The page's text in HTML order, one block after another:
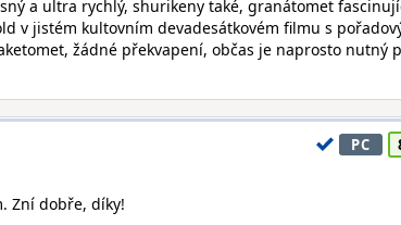
a ultra rychlý, shurikeny také, granátomet
v jistém kultovním devadesátkovém filmu s
žádné překvapení, občas je naprosto nutný
PC
Zní dobře, díky!